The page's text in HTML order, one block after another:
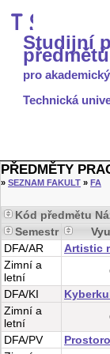
Studijní
předmětů
pro
Technická
PŘEDMĚTY
» SEZNAM FAKULT » FA
Kód předmětu
Semestr
DFA/AR
Artistic
Zimní a
letní
DFA/KI
Zimní a
letní
DFA/PV